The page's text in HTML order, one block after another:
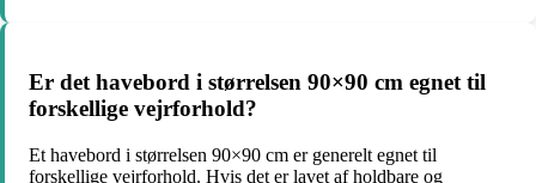
Er det havebord i størrelsen 90×90 cm egnet til
forskellige vejrforhold?
Et havebord i størrelsen 90×90 cm er generelt egnet til
forskellige vejrforhold. Hvis det er lavet af holdbare og